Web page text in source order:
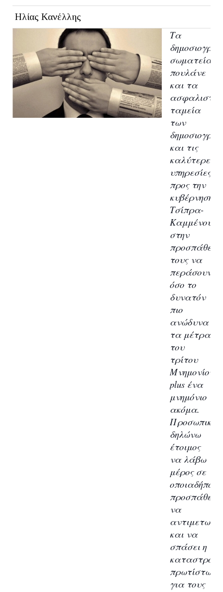
Ηλίας Κανέλλης
Τα
σωματεία
πουλάνε
και τα
ταμεία
των
και τις
καλύτερες
υπηρεσίες
προς την
κυβέρνηση
Τσίπρα-
Καμμένου,
στην
προσπάθειά
τους να
περάσουν
όσο το
δυνατόν
πιο
ανώδυνα
τα μέτρα
του
τρίτου
Μνημονίου,
plus ένα
μνημόνιο
ακόμα.
δηλώνω
έτοιμος
να λάβω
μέρος σε
οποιαδήποτε
προσπάθεια
να
και να
σπάσει η
πρωτίστως
για τους